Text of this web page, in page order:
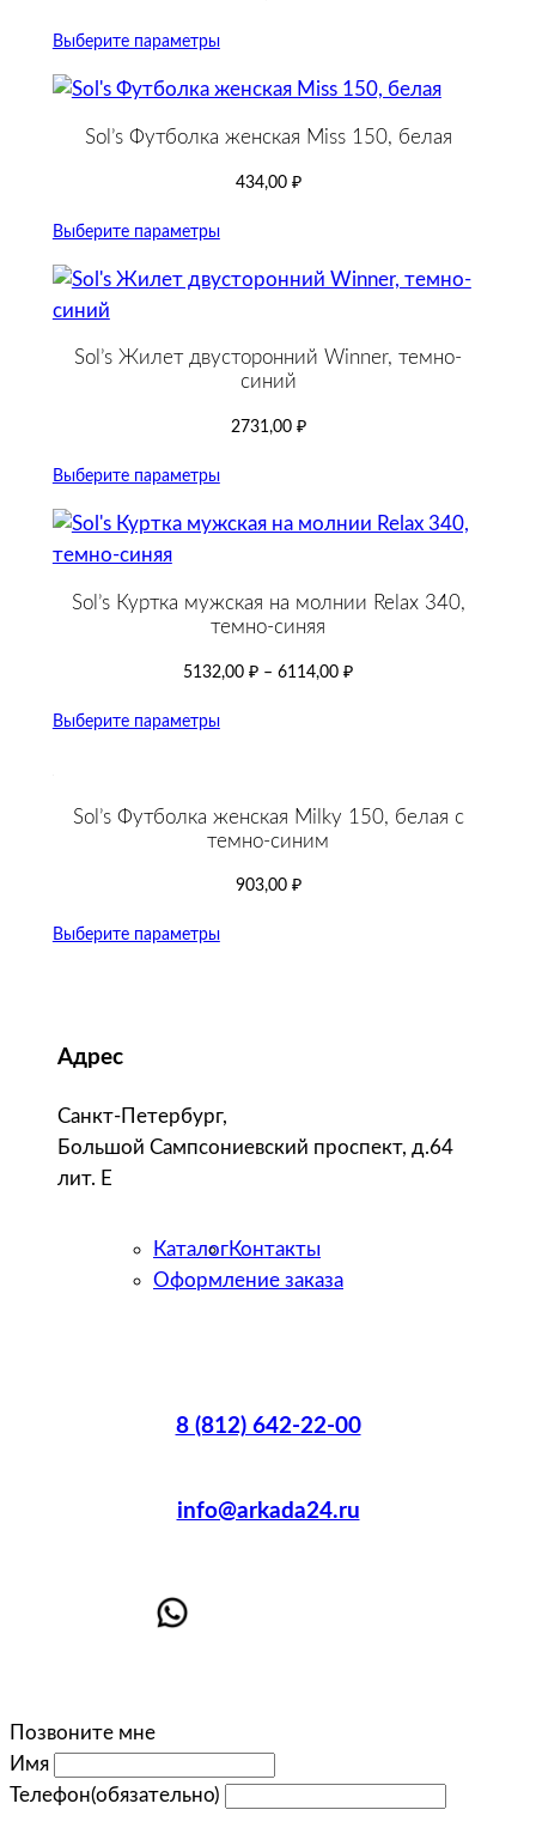
Выберите параметры
Sol’s Футболка женская Miss 150, белая
434,00 ₽
Выберите параметры
Sol’s Жилет двусторонний Winner, темно-
синий
2731,00 ₽
Выберите параметры
Sol’s Куртка мужская на молнии Relax 340,
темно-синяя
5132,00 ₽ – 6114,00 ₽
Выберите параметры
Sol’s Футболка женская Milky 150, белая с
темно-cиним
903,00 ₽
Выберите параметры
Адрес
Санкт-Петербург,
Большой Сампсониевский проспект, д.64
лит. Е
КаталогКонтакты
Оформление заказа
8 (812) 642-22-00
info@arkada24.ru
Позвоните мне
Имя
Телефон(обязательно)